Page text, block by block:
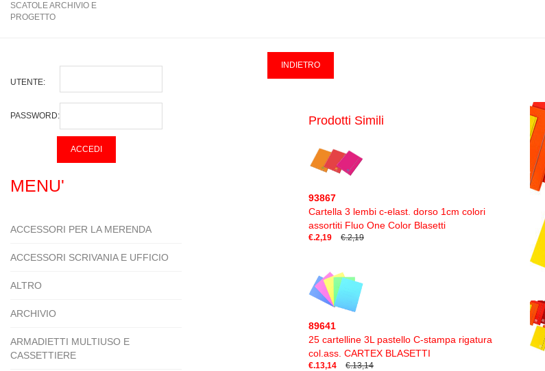
SCATOLE ARCHIVIO E
PROGETTO
UTENTE:
PASSWORD:
MENU'
ACCESSORI PER LA MERENDA
ACCESSORI SCRIVANIA E UFFICIO
ALTRO
ARCHIVIO
ARMADIETTI MULTIUSO E
CASSETTIERE
Prodotti Simili
93867
Cartella 3 lembi c-elast. dorso 1cm colori
assortiti Fluo One Color Blasetti
€.2,19 €.2,19
89641
25 cartelline 3L pastello C-stampa rigatura
col.ass. CARTEX BLASETTI
€.13,14 €.13,14